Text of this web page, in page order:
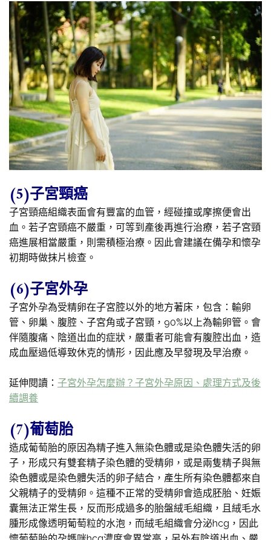
(5)子宮頸癌
子宮頸癌組織表面會有豐富的血管，經碰撞或摩擦便會出
血。若子宮頸癌不嚴重，可等到產後再進行治療，若子宮頸
癌進展相當嚴重，則需積極治療。因此會建議在備孕和懷孕
初期時做抹片檢查。
(6)子宮外孕
子宮外孕為受精卵在子宮腔以外的地方著床，包含：輸卵
管、卵巢、腹腔、子宮角或子宮頸，90%以上為輸卵管。會
伴隨腹痛、陰道出血的症狀，嚴重者可能會有腹腔出血，造
成血壓過低導致休克的情形，因此應及早發現及早治療。
延伸閱讀： 子宮外孕怎麼辦？子宮外孕原因、處理方式及後
續調養
(7)葡萄胎
造成葡萄胎的原因為精子進入無染色體或是染色體失活的卵
子，形成只有雙套精子染色體的受精卵，或是兩隻精子與無
染色體或是染色體失活的卵子結合，產生所有染色體都來自
父親精子的受精卵。這種不正常的受精卵會造成胚胎、妊娠
囊無法正常生長，反而形成過多的胎盤絨毛組織，且絨毛水
腫形成像透明葡萄粒的水泡，而絨毛組織會分泌hcg，因此